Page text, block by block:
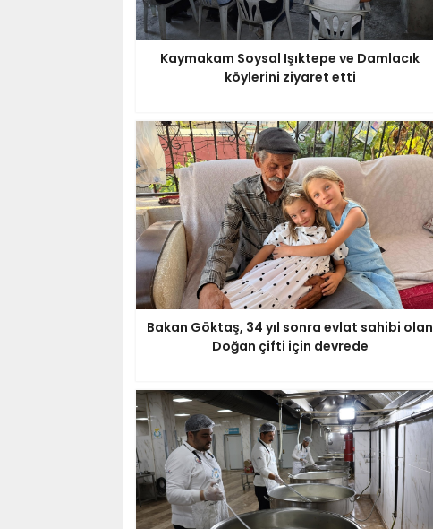
Kaymakam Soysal Işıktepe ve Damlacık
köylerini ziyaret etti
Bakan Göktaş, 34 yıl sonra evlat sahibi olan
Doğan çifti için devrede